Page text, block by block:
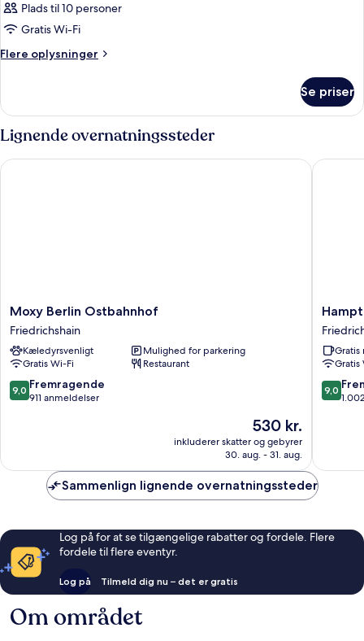
Plads til 10 personer
Gratis Wi-Fi
Flere oplysninger
Flere
Se priser
Lignende overnatningssteder
Moxy
Berlin
Ostbahnhof
Friedrichshain
Moxy Berlin Ostbahnhof
Friedrichshain
Kæledyrsvenligt
Mulighed for parkering
Gratis Wi-Fi
Restaurant
9.0
ud
anmeldelser
9,0 Fremragende
911 anmeldelser
Prisen
530 kr.
530 kr.
inkluderer skatter og gebyrer
30. aug. - 31. aug.
Moxy Berlin Ostbahnhof
by
Hilton
Berlin
City
East
Side
Gratis
Gratis
9.0
ud
9,0
Sammenlign lignende overnatningssteder
Log på for at se tilgængelige rabatter og fordele. Flere
fordele til flere eventyr.
Log på Tilmeld dig nu – det er gratis
Om området